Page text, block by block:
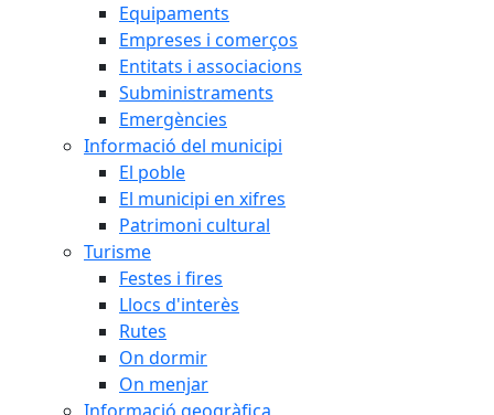
Equipaments
Empreses i comerços
Entitats i associacions
Subministraments
Emergències
Informació del municipi
El poble
El municipi en xifres
Patrimoni cultural
Turisme
Festes i fires
Llocs d'interès
Rutes
On dormir
On menjar